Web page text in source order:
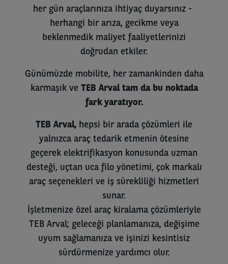
her gün araçlarınıza ihtiyaç duyarsınız -
herhangi bir arıza, gecikme veya
beklenmedik maliyet faaliyetlerinizi
doğrudan etkiler.
Günümüzde mobilite, her zamankinden daha
karmaşık ve TEB Arval tam da bu noktada
fark yaratıyor.
TEB Arval, hepsi bir arada çözümleri ile
yalnızca araç tedarik etmenin ötesine
geçerek elektrifikasyon konusunda uzman
desteği, uçtan uca filo yönetimi, çok markalı
araç seçenekleri ve iş sürekliliği hizmetleri
sunar.
İşletmenize özel araç kiralama çözümleriyle
TEB Arval; geleceği planlamanıza, değişime
uyum sağlamanıza ve işinizi kesintisiz
sürdürmenize yardımcı olur.